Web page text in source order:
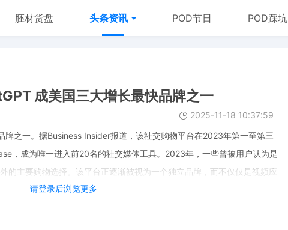
胚材货盘 头条资讯 POD节日 POD踩坑
成美国三大增长最快品牌之一
2025-11-18 10:37:59
请登录后浏览更多
牌之一。据Business Insider报道，该社交购物平台在2023年第一至第三
，成为唯一进入前20名的社交媒体工具。2023年，一些曾被用户认为是
的主要购物选择。该平台正逐渐被视为一个独立品牌，而不仅仅是视频应